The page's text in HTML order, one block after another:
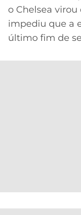
o Chelsea
impediu que a
último fim de